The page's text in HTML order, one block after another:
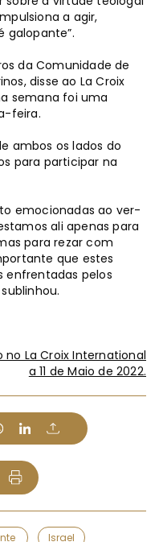
a agir,
galopante”.
da Comunidade de
disse ao La Croix
semana foi uma
feira.
ambos os lados do
para participar na
emocionadas ao ver-
ali apenas para
para rezar com
que estes
enfrentadas pelos
La Croix International
a 11 de Maio de 2022.
Israel